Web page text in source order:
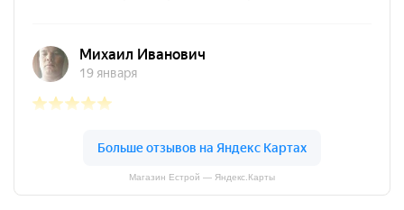
Магазин Естрой — Яндекс.Карты